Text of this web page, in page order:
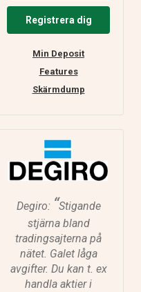
Registrera dig
Min Deposit
Features
Skärmdump
Degiro: “Stigande
stjärna bland
tradingsajterna på
nätet. Galet låga
avgifter. Du kan t. ex
handla aktier i